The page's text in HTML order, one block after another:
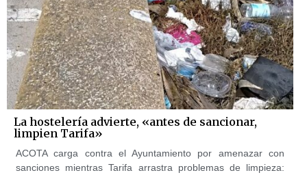
La hostelería advierte, «antes de sancionar,
limpien Tarifa»
ACOTA carga contra el Ayuntamiento por amenazar con
sanciones mientras Tarifa arrastra problemas de limpieza: